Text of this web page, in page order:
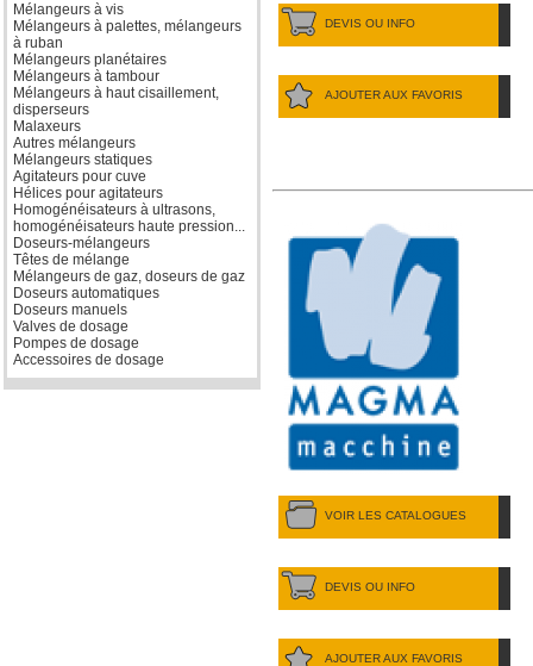
Mélangeurs à vis
Mélangeurs à palettes, mélangeurs
à ruban
Mélangeurs planétaires
Mélangeurs à tambour
Mélangeurs à haut cisaillement,
disperseurs
Malaxeurs
Autres mélangeurs
Mélangeurs statiques
Agitateurs pour cuve
Hélices pour agitateurs
Homogénéisateurs à ultrasons,
homogénéisateurs haute pression...
Doseurs-mélangeurs
Têtes de mélange
Mélangeurs de gaz, doseurs de gaz
Doseurs automatiques
Doseurs manuels
Valves de dosage
Pompes de dosage
Accessoires de dosage
DEVIS OU INFO
AJOUTER AUX FAVORIS
VOIR LES CATALOGUES
DEVIS OU INFO
AJOUTER AUX FAVORIS